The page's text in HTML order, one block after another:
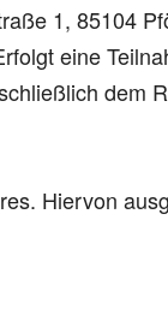
1, 85104
eine
dem
Hiervon